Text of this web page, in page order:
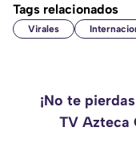
Tags relacionados
Virales
¡No te
TV Azteca